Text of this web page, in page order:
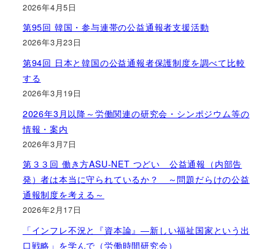
2026年4月5日
第95回 韓国・参与連帯の公益通報者支援活動
2026年3月23日
第94回 日本と韓国の公益通報者保護制度を調べて比較
する
2026年3月19日
2026年3月以降～労働関連の研究会・シンポジウム等の
情報・案内
2026年3月7日
第３３回 働き方ASU-NET つどい 公益通報（内部告
発）者は本当に守られているか？ ～問題だらけの公益
通報制度を考える～
2026年2月17日
「インフレ不況と『資本論』―新しい福祉国家という出
口戦略」を学んで（労働時間研究会）